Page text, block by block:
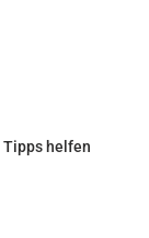
Tipps helfen